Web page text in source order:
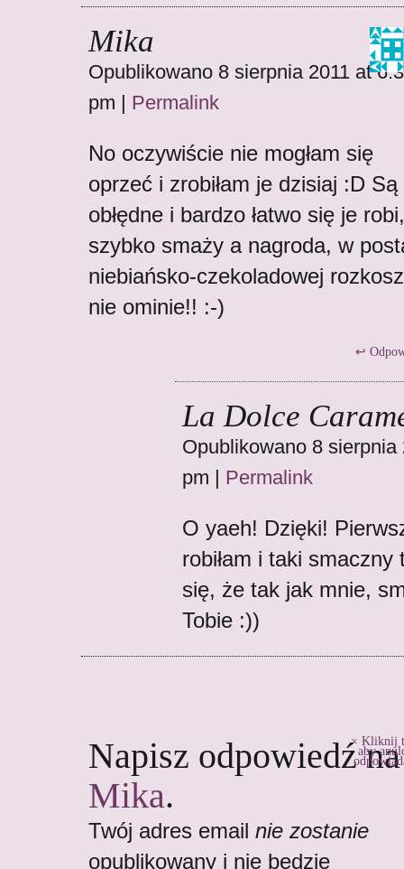
Mika
Opublikowano 8 sierpnia 2011 at
pm | Permalink
No oczywiście nie mogłam się
oprzeć i zrobiłam je dzisiaj :D Są
obłędne i bardzo łatwo się je robi,
szybko smaży a nagroda, w
niebiańsko-czekoladowej
nie ominie!! :-)
La Dolce
Opublikowano 8 sierpnia
pm | Permalink
O yaeh! Dzięki!
robiłam i taki smaczny
się, że tak jak mnie,
Tobie :))
Napisz odpowiedź na
Mika.
Kliknij
aby
Twój adres email nie zostanie
opublikowany i nie będzie